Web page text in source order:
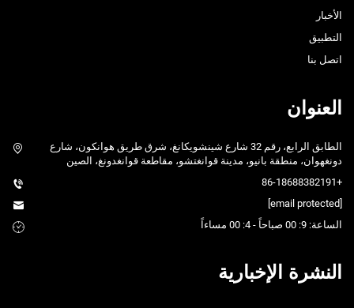
الأخبار
التطبيق
اتصل بنا
العنوان
الطابق الرابع، رقم 32 شارع شينشويكانغ، شرق طريق هوانكون، شارع
دونغهوان، منطقة بانيو، مدينة قوانغتشو، مقاطعة قوانغدونغ، الصين
+86-18688382191
[email protected]
الساعة: 9: 00 صباحاً - 4: 00 مساءاً
النشرة الإخبارية